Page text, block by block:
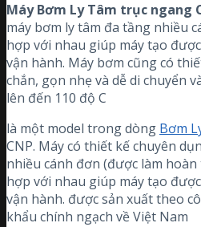
Máy Bơm Ly Tâm trục ngang
máy bơm ly tâm đa tầng nhiều
hợp với nhau giúp máy tạo
vận hành. Máy bơm cũng có
chắn, gọn nhẹ và dễ di chuyển
lên đến 110 độ C
là một model trong dòng Bơm
CNP. Máy có thiết kế chuyên
nhiều cánh đơn (được làm
hợp với nhau giúp máy tạo
vận hành. được sản xuất theo
khẩu chính ngạch về Việt Nam